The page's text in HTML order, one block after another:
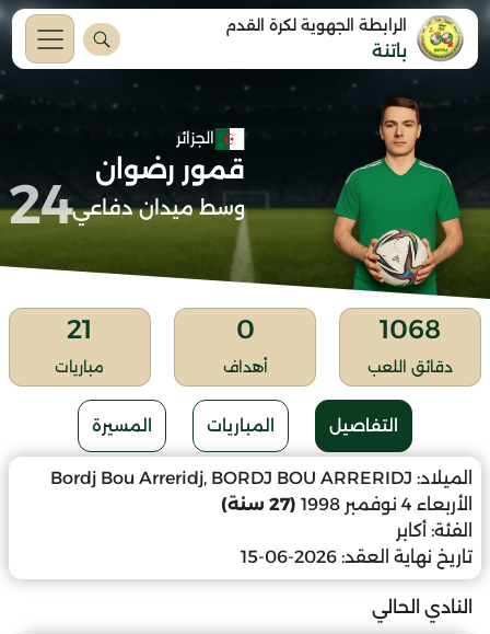
الرابطة الجهوية لكرة القدم
باتنة
الجزائر
قمور رضوان
وسط ميدان دفاعي24
1068
دقائق اللعب
0
أهداف
21
مباريات
التفاصيل المباريات المسيرة
الميلاد: Bordj Bou Arreridj, BORDJ BOU ARRERIDJ
الأربعاء 4 نوفمبر 1998
(27 سنة)
الفئة: أكابر
تاريخ نهاية العقد: 2026-06-15
النادي الحالي